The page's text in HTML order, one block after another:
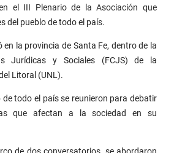
el III Plenario de la Asociación que
del pueblo de todo el país.
en la provincia de Santa Fe, dentro de la
Jurídicas y Sociales (FCJS) de la
Litoral (UNL).
de todo el país se reunieron para debatir
que afectan a la sociedad en su